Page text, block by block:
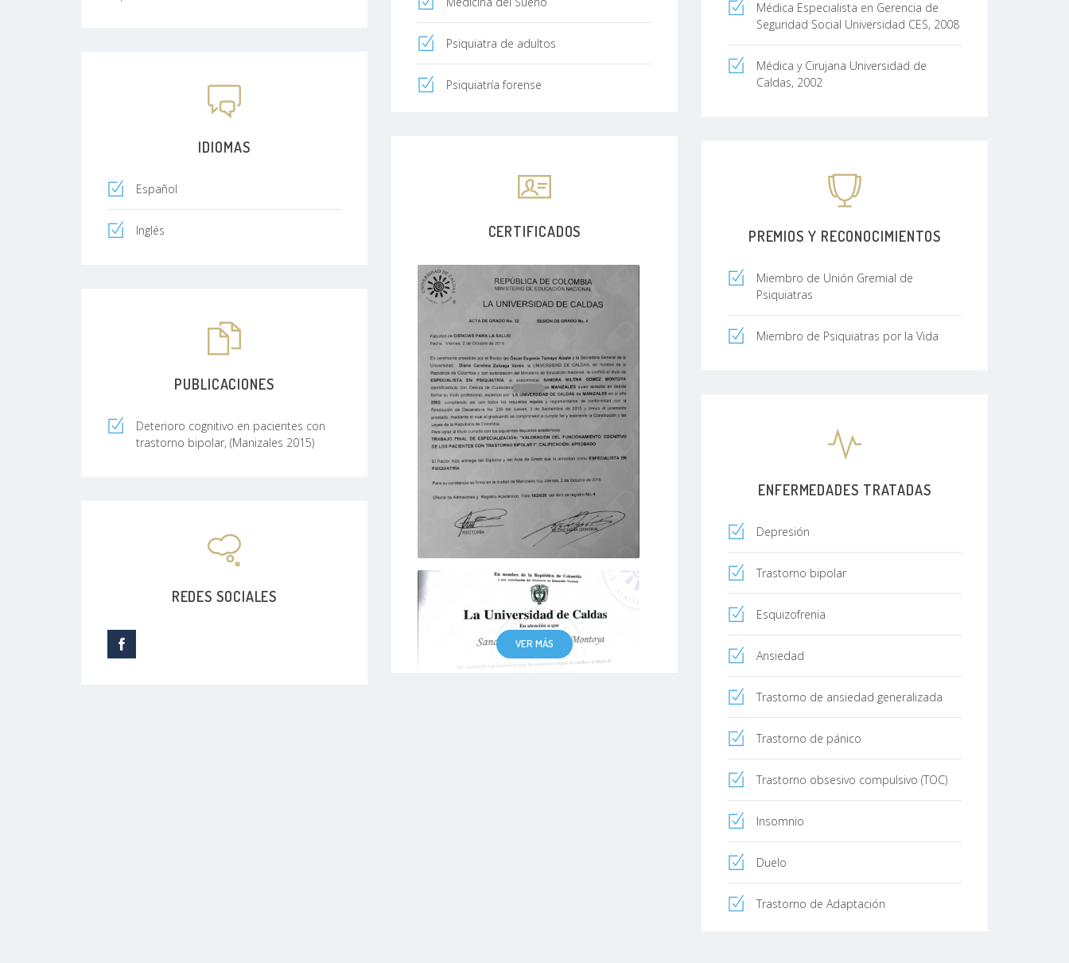
Psiquiatra de adultos
Psiquiatría forense
Médica Especialista en Gerencia de
Seguridad Social Universidad CES, 2008
Médica y Cirujana Universidad de
Caldas, 2002
IDIOMAS
Español
Inglés CERTIFICADOS
VER MÁS
PREMIOS Y RECONOCIMIENTOS
Miembro de Unión Gremial de
Psiquiatras
Miembro de Psiquiatras por la Vida
PUBLICACIONES
Deterioro cognitivo en pacientes con
trastorno bipolar, (Manizales 2015)
ENFERMEDADES TRATADAS
Depresión
Trastorno bipolar
Esquizofrenia
Ansiedad
Trastorno de ansiedad generalizada
Trastorno de pánico
Trastorno obsesivo compulsivo (TOC)
Insomnio
Duelo
Trastorno de Adaptación
REDES SOCIALES